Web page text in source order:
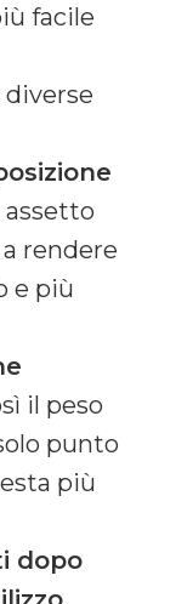
facile
assetto
rendere
e più
il peso
punto
più
dopo